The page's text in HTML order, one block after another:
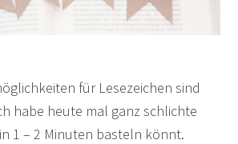
für Lesezeichen sind
habe heute mal ganz schlichte
1 – 2 Minuten basteln könnt.